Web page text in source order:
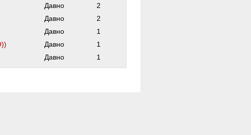
Давно
2
Давно
2
Давно
1
Давно
1
Давно 1